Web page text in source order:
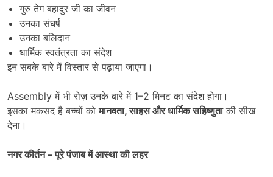
गुरु तेग बहादुर जी का जीवन
उनका संघर्ष
उनका बलिदान
धार्मिक स्वतंत्रता का संदेश
इन सबके बारे में विस्तार से पढ़ाया जाएगा।
Assembly में भी रोज़ उनके बारे में 1–2 मिनट का संदेश होगा।
इसका मकसद है बच्चों कोमानवता,साहस और धार्मिक सहिष्णुताकी सीख
देना।
नगर कीर्तन–पूरे पंजाब में आस्था की लहर